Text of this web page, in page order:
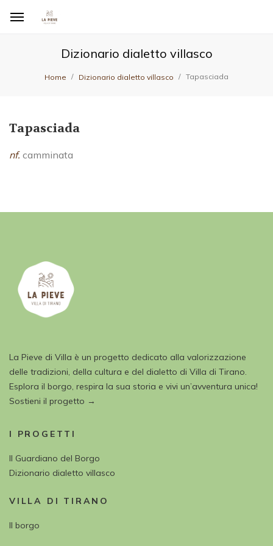
Dizionario dialetto villasco
Home Dizionario dialetto villasco Tapasciada
Tapasciada
nf. camminata
La Pieve di Villa è un progetto dedicato alla valorizzazione
delle tradizioni, della cultura e del dialetto di Villa di Tirano.
Esplora il borgo, respira la sua storia e vivi un’avventura unica!
Sostieni il progetto →
I PROGETTI
Il Guardiano del Borgo
Dizionario dialetto villasco
VILLA DI TIRANO
Il borgo